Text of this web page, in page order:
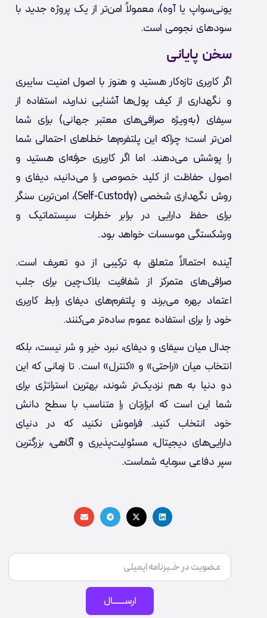
یونی‌سواپ یا آوه)، معمولاً امن‌تر از یک پروژه جدید با
سودهای نجومی است.
سخن پایانی
اگر کاربری تازه‌کار هستید و هنوز با اصول امنیت سایبری
و نگهداری از کیف پول‌ها آشنایی ندارید، استفاده از
سیفای (به‌ویژه صرافی‌های معتبر جهانی) برای شما
امن‌تر است؛ چراکه این پلتفرم‌ها خطاهای احتمالی شما
را پوشش می‌دهند. اما اگر کاربری حرفه‌ای هستید و
اصول حفاظت از کلید خصوصی را می‌دانید، دیفای و
روش نگهداری شخصی (Self-Custody)، امن‌ترین سنگر
برای حفظ دارایی در برابر خطرات سیستماتیک و
ورشکستگی موسسات خواهد بود.
آینده احتمالاً متعلق به ترکیبی از دو تعریف است.
صرافی‌های متمرکز از شفافیت بلاک‌چین برای جلب
اعتماد بهره می‌برند و پلتفرم‌های دیفای رابط کاربری
خود را برای استفاده عموم ساده‌تر می‌کنند.
جدال میان سیفای و دیفای، نبرد خیر و شر نیست، بلکه
انتخاب میان «راحتی» و «کنترل» است. تا زمانی که این
دو دنیا به هم نزدیک‌تر شوند، بهترین استراتژی برای
شما این است که ابزارتان را متناسب با سطح دانش
خود انتخاب کنید. فراموش نکنید که در دنیای
دارایی‌های دیجیتال، مسئولیت‌پذیری و آگاهی، بزرگترین
سپر دفاعی سرمایه شماست.
ارســـــــال